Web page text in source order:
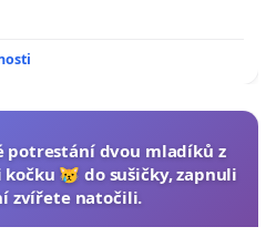
potrestání dvou mladíků z
😿 do sušičky, zapnuli
zvířete natočili.